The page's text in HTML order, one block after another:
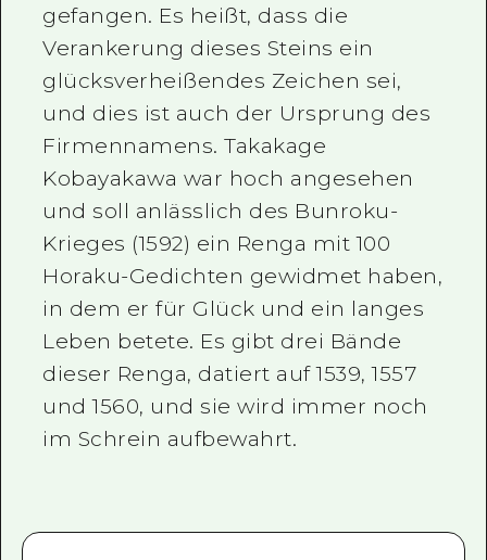
gefangen. Es heißt, dass die
Verankerung dieses Steins ein
glücksverheißendes Zeichen sei,
und dies ist auch der Ursprung des
Firmennamens. Takakage
Kobayakawa war hoch angesehen
und soll anlässlich des Bunroku-
Krieges (1592) ein Renga mit 100
Horaku-Gedichten gewidmet haben,
in dem er für Glück und ein langes
Leben betete. Es gibt drei Bände
dieser Renga, datiert auf 1539, 1557
und 1560, und sie wird immer noch
im Schrein aufbewahrt.